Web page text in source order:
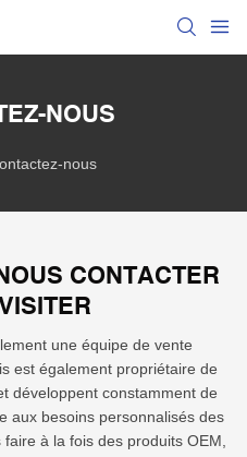
NOUS
nous
CONTACTER
une équipe de vente
est également propriétaire de
développent constamment de
aux besoins personnalisés des
à la fois des produits OEM,